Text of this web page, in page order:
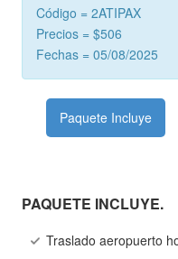
Código = 2ATIPAX
Precios = $506
Fechas = 05/08/2025
Paquete Incluye
PAQUETE INCLUYE.
Traslado aeropuerto